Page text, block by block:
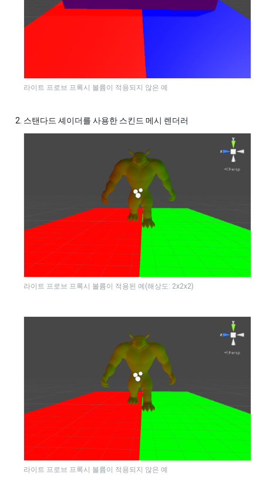
라이트 프로브 프록시 볼륨이 적용되지 않은 예
스탠다드 셰이더를 사용한 스킨드 메시 렌더러
라이트 프로브 프록시 볼륨이 적용된 예(해상도: 2x2x2)
라이트 프로브 프록시 볼륨이 적용되지 않은 예